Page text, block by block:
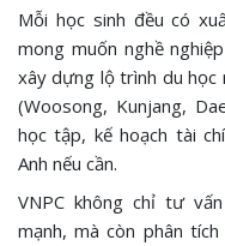
Mỗi học sinh đều có
mong muốn nghề
xây dựng lộ trình du
(Woosong, Kunjang,
học tập, kế hoạch tài
Anh nếu cần.
VNPC không chỉ tư
mạnh, mà còn phân